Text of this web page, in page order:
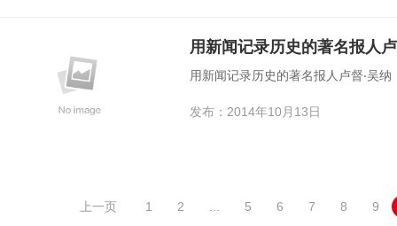
用新闻记录历史的著名报人
用新闻记录历史的著名报人卢督‧吴纳
发布：2014年10月13日
上一页 1 2 5 6 7 8 9